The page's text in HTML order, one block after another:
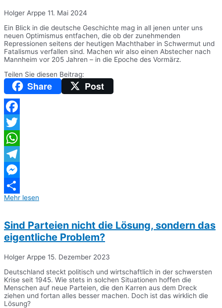
Holger Arppe 11. Mai 2024
Ein Blick in die deutsche Geschichte mag in all jenen unter uns
neuen Optimismus entfachen, die ob der zunehmenden
Repressionen seitens der heutigen Machthaber in Schwermut und
Fatalismus verfallen sind. Machen wir also einen Abstecher nach
Mannheim vor 205 Jahren – in die Epoche des Vormärz.
Teilen Sie diesen Beitrag:
Share Post
Facebook
Twitter
WhatsApp
Telegram
Messenger
Teilen
Mehr lesen
Sind Parteien nicht die Lösung, sondern das
eigentliche Problem?
Holger Arppe 15. Dezember 2023
Deutschland steckt politisch und wirtschaftlich in der schwersten
Krise seit 1945. Wie stets in solchen Situationen hoffen die
Menschen auf neue Parteien, die den Karren aus dem Dreck
ziehen und fortan alles besser machen. Doch ist das wirklich die
Lösung?